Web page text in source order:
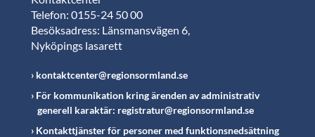
Telefon: 0155-24 50 00
Besöksadress: Länsmansvägen 6,
Nyköpings lasarett
kontaktcenter@regionsormland.se
För kommunikation kring ärenden av administrativ
generell karaktär: registratur@regionsormland.se
Kontakttjänster för personer med funktionsnedsättning